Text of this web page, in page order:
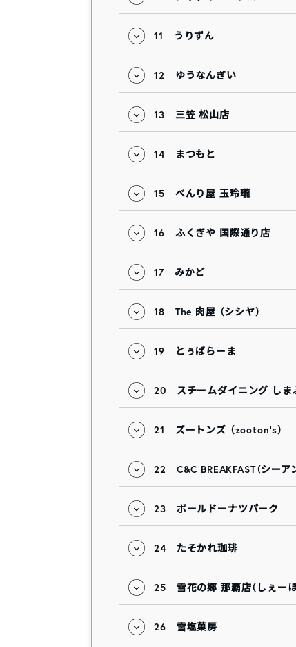
11 うりずん
12 ゆうなんぎい
13 三笠 松山店
14 まつもと
15 べんり屋 玉玲瓏
16 ふくぎや 国際通り店
17 みかど
18 The 肉屋 （シシヤ）
19 とぅばらーま
20 スチームダイニング しま
21 ズートンズ （zooton’s）
22 C&C BREAKFAST（シー
23 ボールドーナツパーク
24 たそかれ珈琲
25 雪花の郷 那覇店（しぇー
26 雪塩菓房